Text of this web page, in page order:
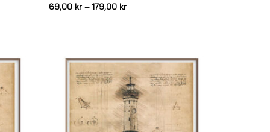
69,00 kr – 179,00 kr
till
179,00 kr